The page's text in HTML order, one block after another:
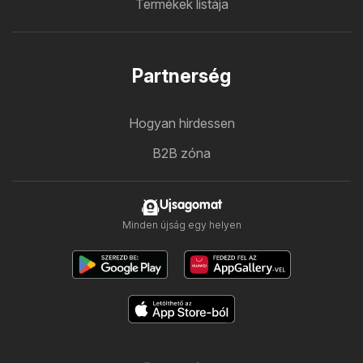
Termékek listája
Partnerség
Hogyan hirdessen
B2B zóna
Ujsagomat
Minden újság egy helyen